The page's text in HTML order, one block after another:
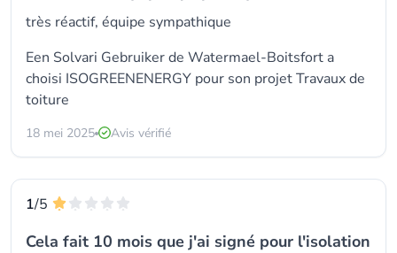
très réactif, équipe sympathique
Een Solvari Gebruiker de Watermael-Boitsfort a
choisi ISOGREENENERGY pour son projet Travaux de
toiture
18 mei 2025 Avis vérifié
1/5
Cela fait 10 mois que j'ai signé pour l'isolation